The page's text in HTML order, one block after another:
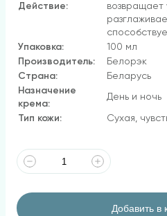
Действие:
возвращает
Упаковка:
100 мл
Производитель:
Белорэк
Страна:
Беларусь
Назначение
крема:
День и ночь
Тип кожи: Сухая,
Добавить в